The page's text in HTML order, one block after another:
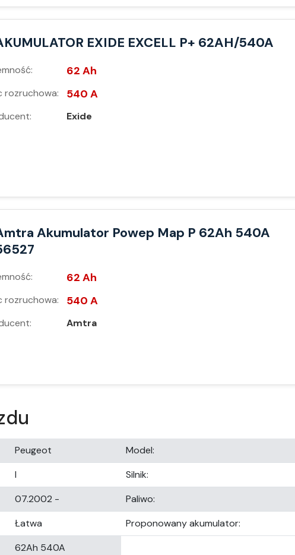
EXIDE EXCELL P+ 62AH/540A
62 Ah
rozruchowa: 540 A
Exide
Akumulator Powep Map P 62Ah 540A
62 Ah
rozruchowa: 540 A
Amtra
Peugeot Model:
I
Silnik:
07.2002 -
Paliwo:
Łatwa
Proponowany akumulator:
62Ah 540A